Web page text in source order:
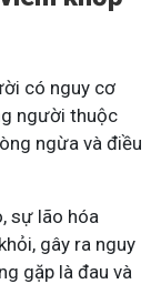
có nguy cơ
người thuộc
ngừa và điều
sự lão hóa
gây ra nguy
gặp là đau và